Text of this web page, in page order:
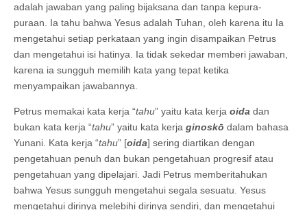
adalah jawaban yang paling bijaksana dan tanpa kepura-
puraan. Ia tahu bahwa Yesus adalah Tuhan, oleh karena itu Ia
mengetahui setiap perkataan yang ingin disampaikan Petrus
dan mengetahui isi hatinya. Ia tidak sekedar memberi jawaban,
karena ia sungguh memilih kata yang tepat ketika
menyampaikan jawabannya.
Petrus memakai kata kerja “tahu” yaitu kata kerja oida dan
bukan kata kerja “tahu” yaitu kata kerja ginoskō dalam bahasa
Yunani. Kata kerja “tahu” [oida] sering diartikan dengan
pengetahuan penuh dan bukan pengetahuan progresif atau
pengetahuan yang dipelajari. Jadi Petrus memberitahukan
bahwa Yesus sungguh mengetahui segala sesuatu. Yesus
mengetahui dirinya melebihi dirinya sendiri, dan mengetahui